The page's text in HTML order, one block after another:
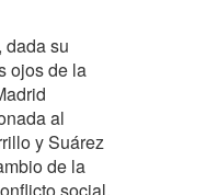
dada su
ojos de la
al
y Suárez
de la